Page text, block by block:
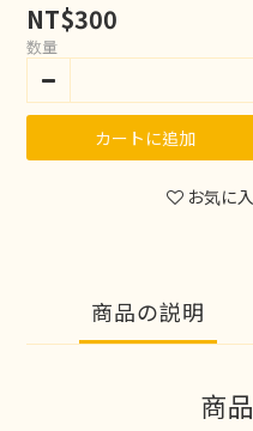
NT$300
数量
カートに追加
お気に
商品の説明
商